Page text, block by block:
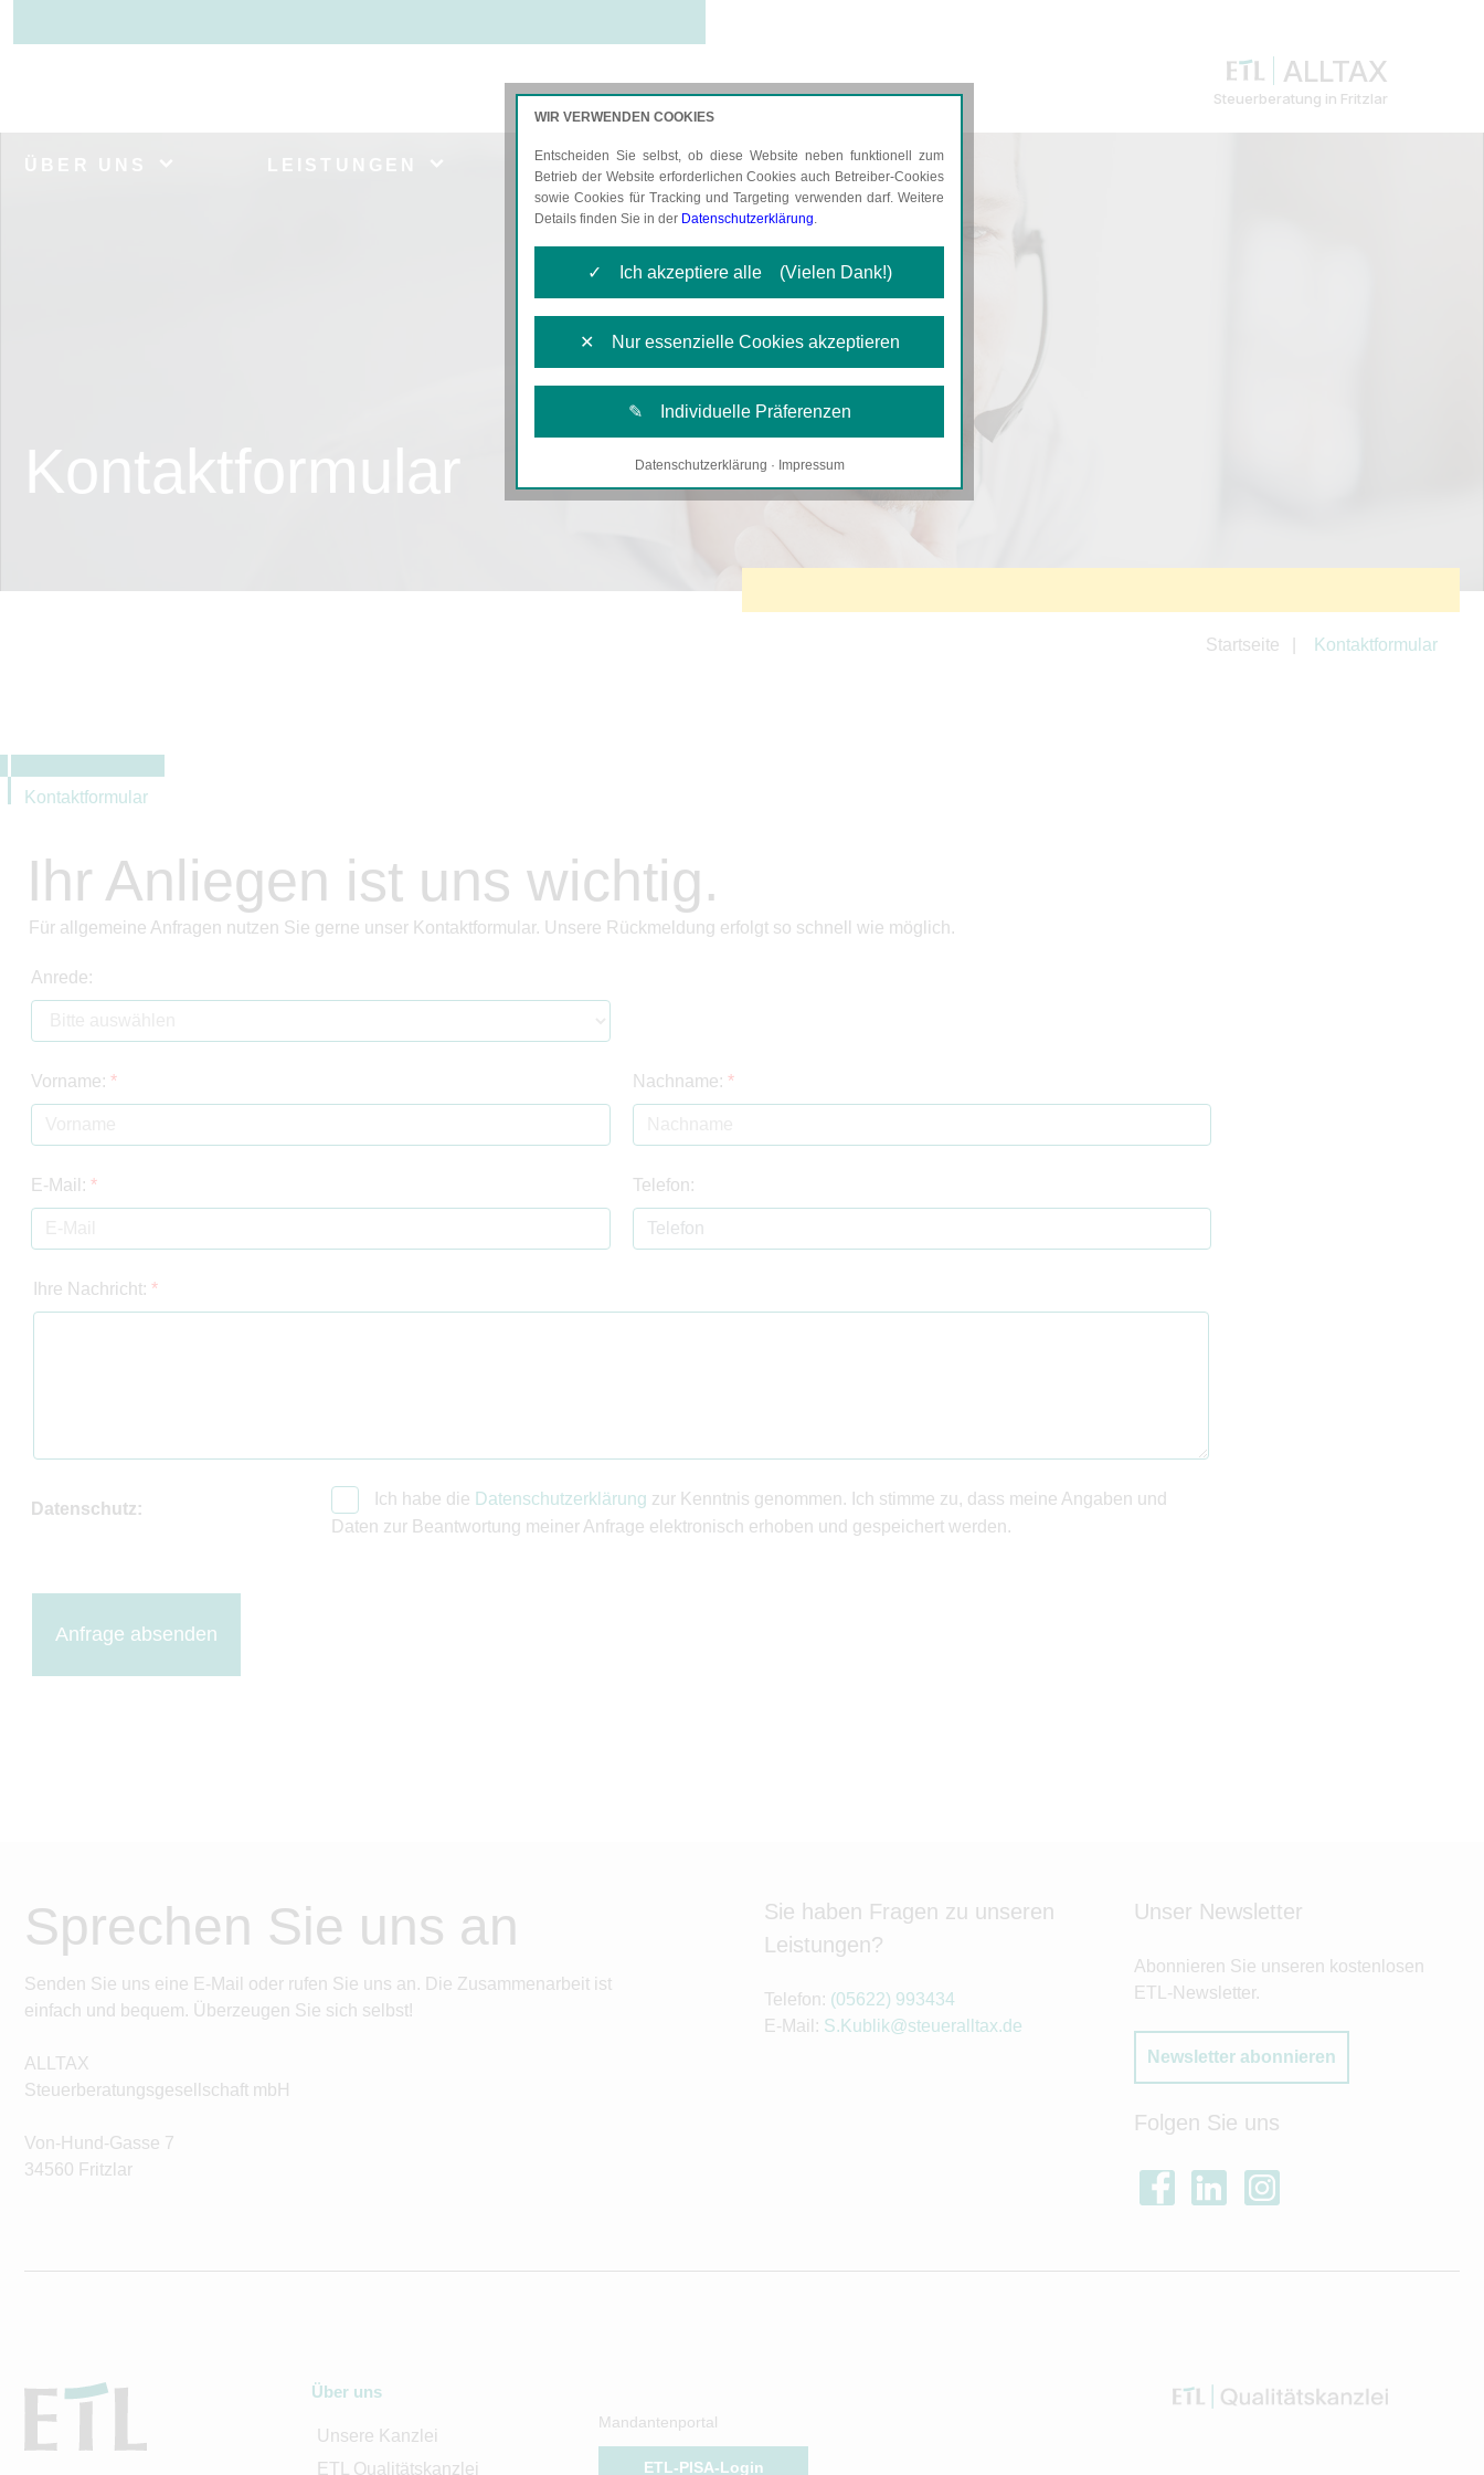
ALLTAX
Steuerberatung in Fritzlar
LEISTUNGEN AKTUELLES KARRIERE
Kontaktformular
Startseite Kontaktformular
Kontaktformular
Ihr Anliegen ist uns wichtig.
Für allgemeine Anfragen nutzen Sie gerne unser Kontaktformular. Unsere Rückmeldung erfolgt so schnell wie möglich.
Anrede:
Vorname: * Nachname: *
E-Mail: * Telefon:
Ihre Nachricht: *
Datenschutz:
Ich habe die Datenschutzerklärung zur Kenntnis genommen. Ich stimme zu, dass meine Angaben und
Daten zur Beantwortung meiner Anfrage elektronisch erhoben und gespeichert werden.
Anfrage absenden
Sprechen Sie uns an
Senden Sie uns eine E-Mail oder rufen Sie uns an. Die Zusammenarbeit ist
einfach und bequem. Überzeugen Sie sich selbst!
ALLTAX
Steuerberatungsgesellschaft mbH
Von-Hund-Gasse 7
34560 Fritzlar
Sie haben Fragen zu unseren
Leistungen?
Telefon: (05622) 993434
E-Mail: S.Kublik@steueralltax.de
Unser Newsletter
Abonnieren Sie unseren kostenlosen
ETL-Newsletter.
Newsletter abonnieren
Folgen Sie uns
Über uns
Unsere Kanzlei
ETL Qualitätskanzlei
Mandantenportal
ETL-PISA-Login
WIR VERWENDEN COOKIES
Entscheiden Sie selbst, ob diese Website neben funktionell zum
Betrieb der Website erforderlichen Cookies auch Betreiber-Cookies
sowie Cookies für Tracking und Targeting verwenden darf. Weitere
Details finden Sie in der Datenschutzerklärung.
✓ Ich akzeptiere alle (Vielen Dank!)
✕ Nur essenzielle Cookies akzeptieren
✎ Individuelle Präferenzen
Notwendige Cookies
Datenschutzerklärung · Impressum